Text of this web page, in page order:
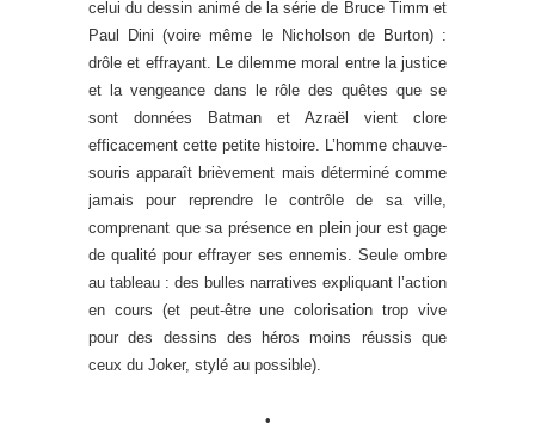
celui du dessin animé de la série de Bruce Timm et
Paul Dini (voire même le Nicholson de Burton) :
drôle et effrayant. Le dilemme moral entre la justice
et la vengeance dans le rôle des quêtes que se
sont données Batman et Azraël vient clore
efficacement cette petite histoire. L’homme chauve-
souris apparaît brièvement mais déterminé comme
jamais pour reprendre le contrôle de sa ville,
comprenant que sa présence en plein jour est gage
de qualité pour effrayer ses ennemis. Seule ombre
au tableau : des bulles narratives expliquant l’action
en cours (et peut-être une colorisation trop vive
pour des dessins des héros moins réussis que
ceux du Joker, stylé au possible).
•